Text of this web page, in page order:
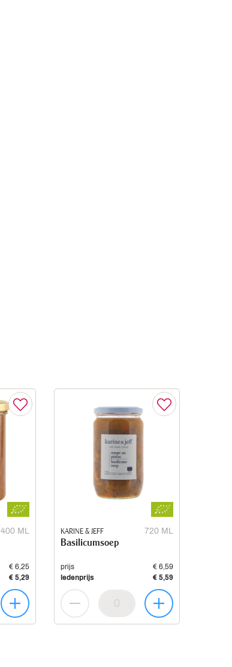
400 ML
€ 6,25
€ 5,29
KARINE & JEFF 720 ML
Basilicumsoep
prijs
€ 6,59
ledenprijs
€ 5,59